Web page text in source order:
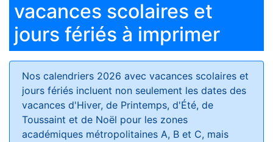
vacances scolaires et
jours fériés à imprimer
Nos calendriers 2026 avec vacances scolaires et
jours fériés incluent non seulement les dates des
vacances d'Hiver, de Printemps, d'Été, de
Toussaint et de Noël pour les zones
académiques métropolitaines A, B et C, mais